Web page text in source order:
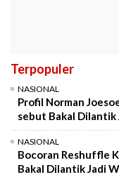
Terpopuler
NASIONAL
Profil Norman
sebut Bakal Dilantik
NASIONAL
Bocoran Reshuffle
Bakal Dilantik Jadi